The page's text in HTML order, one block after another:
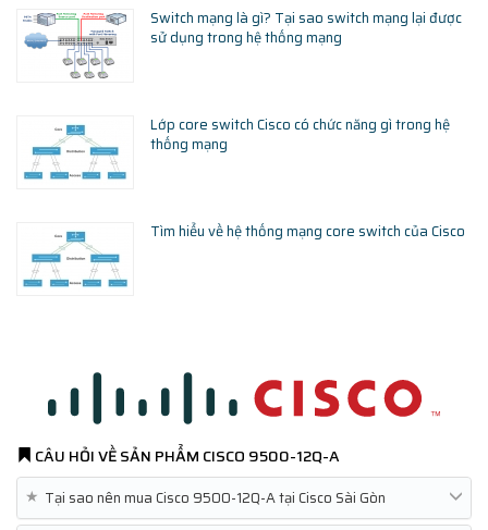
Switch mạng là gì? Tại sao switch mạng lại được
sử dụng trong hệ thống mạng
Lớp core switch Cisco có chức năng gì trong hệ
thống mạng
Tìm hiểu về hệ thống mạng core switch của Cisco
CÂU HỎI VỀ SẢN PHẨM CISCO 9500-12Q-A
★ Tại sao nên mua Cisco 9500-12Q-A tại Cisco Sài Gòn